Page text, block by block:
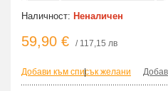
Наличност: Неналичен
59,90 € / 117,15 лв
Добави към списък желани
|